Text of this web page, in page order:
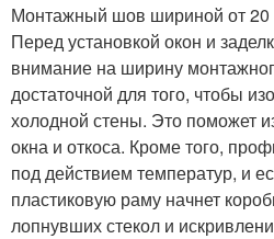
Монтажный шов шириной от
Перед установкой окон и
внимание на ширину
достаточной для того, чтобы
холодной стены. Это поможет
окна и откоса. Кроме того,
под действием температур, и
пластиковую раму начнет
лопнувших стекол и